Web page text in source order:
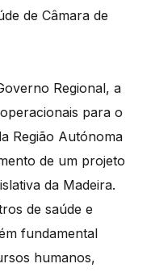
de Câmara de
Regional, a
para o
Região Autónoma
de um projeto
da Madeira.
de saúde e
fundamental
humanos,